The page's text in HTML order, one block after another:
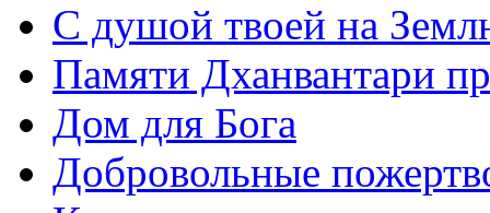
С душой твоей на
Памяти Дханвантари
Дом для Бога
Добровольные